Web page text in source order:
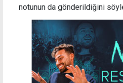
notunun da gönderildiğini